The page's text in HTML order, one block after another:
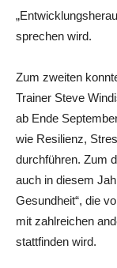
sprechen wird.
Zum zweiten
Trainer Steve
ab Ende
wie Resilienz,
durchführen. Zum
auch in diesem
Gesundheit“, die
mit zahlreichen
stattfinden wird.